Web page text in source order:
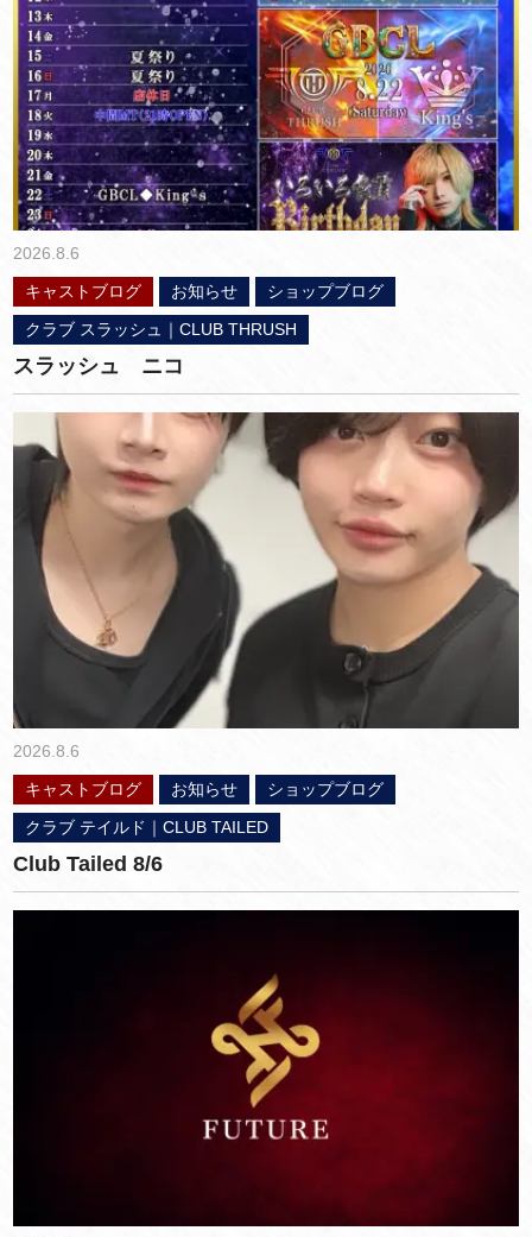
2026.8.6
キャストブログ
お知らせ
ショップブログ
クラブ スラッシュ｜CLUB THRUSH
スラッシュ ニコ
2026.8.6
キャストブログ
お知らせ
ショップブログ
クラブ テイルド｜CLUB TAILED
Club Tailed 8/6